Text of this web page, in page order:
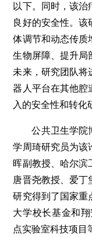
以下。同时，该
良好的安全性。
体调节和动态传质
生物屏障、提升局
未来，研究团队将
器人平台在其他腔
入的安全性和转化
公共卫生学院
学周琦研究员为该
晖副教授、哈尔滨
唐晋尧教授、爱
研究得到了国家重
大学校长基金和
点实验室科技项目